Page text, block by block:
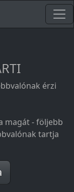
érzi
magát - följebb
tartja